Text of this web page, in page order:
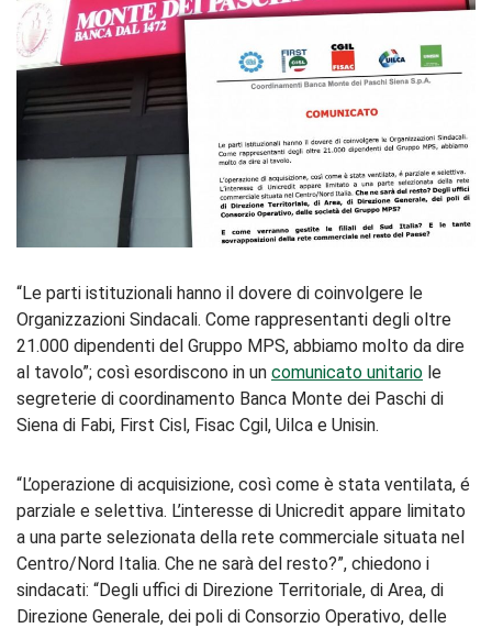
“Le parti istituzionali hanno il dovere di coinvolgere le
Organizzazioni Sindacali. Come rappresentanti degli oltre
21.000 dipendenti del Gruppo MPS, abbiamo molto da dire
al tavolo”; così esordiscono in un comunicato unitario le
segreterie di coordinamento Banca Monte dei Paschi di
Siena di Fabi, First Cisl, Fisac Cgil, Uilca e Unisin.
“L’operazione di acquisizione, così come è stata ventilata, é
parziale e selettiva. L’interesse di Unicredit appare limitato
a una parte selezionata della rete commerciale situata nel
Centro/Nord Italia. Che ne sarà del resto?”, chiedono i
sindacati: “Degli uffici di Direzione Territoriale, di Area, di
Direzione Generale, dei poli di Consorzio Operativo, delle